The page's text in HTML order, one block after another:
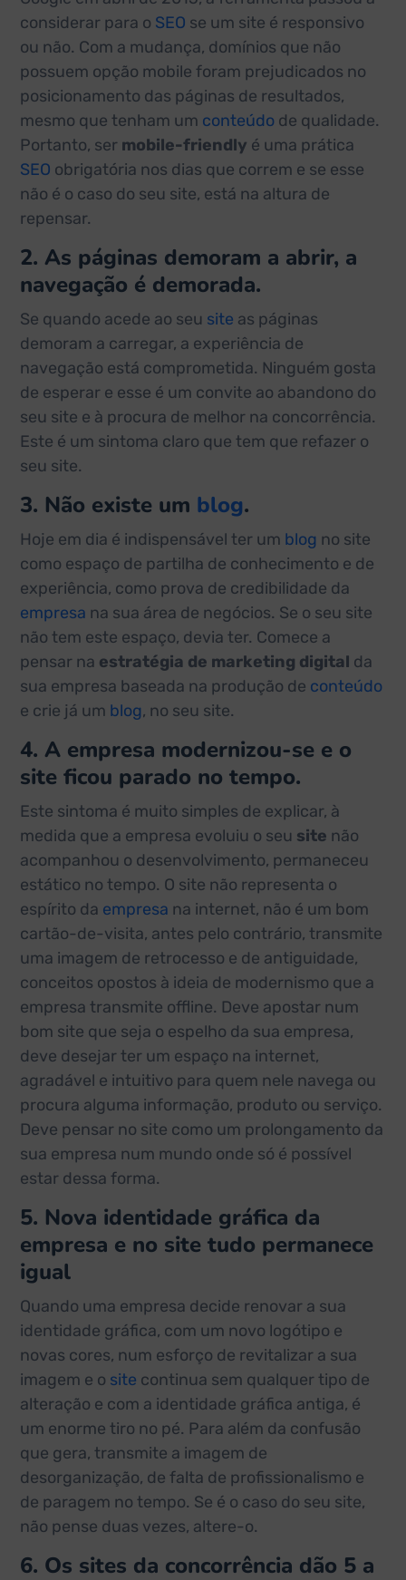
considerar para o SEO se um site é responsivo
ou não. Com a mudança, domínios que não
possuem opção mobile foram prejudicados no
posicionamento das páginas de resultados,
mesmo que tenham um conteúdo de qualidade.
Portanto, ser mobile-friendly é uma prática
SEO obrigatória nos dias que correm e se esse
não é o caso do seu site, está na altura de
repensar.
2. As páginas demoram a abrir, a
navegação é demorada.
Se quando acede ao seu site as páginas
demoram a carregar, a experiência de
navegação está comprometida. Ninguém gosta
de esperar e esse é um convite ao abandono do
seu site e à procura de melhor na concorrência.
Este é um sintoma claro que tem que refazer o
seu site.
3. Não existe um blog.
Hoje em dia é indispensável ter um blog no site
como espaço de partilha de conhecimento e de
experiência, como prova de credibilidade da
empresa na sua área de negócios. Se o seu site
não tem este espaço, devia ter. Comece a
pensar na estratégia de marketing digital da
sua empresa baseada na produção de conteúdo
e crie já um blog, no seu site.
4. A empresa modernizou-se e o
site ficou parado no tempo.
Este sintoma é muito simples de explicar, à
medida que a empresa evoluiu o seu site não
acompanhou o desenvolvimento, permaneceu
estático no tempo. O site não representa o
espírito da empresa na internet, não é um bom
cartão-de-visita, antes pelo contrário, transmite
uma imagem de retrocesso e de antiguidade,
conceitos opostos à ideia de modernismo que a
empresa transmite offline. Deve apostar num
bom site que seja o espelho da sua empresa,
deve desejar ter um espaço na internet,
agradável e intuitivo para quem nele navega ou
procura alguma informação, produto ou serviço.
Deve pensar no site como um prolongamento da
sua empresa num mundo onde só é possível
estar dessa forma.
5. Nova identidade gráfica da
empresa e no site tudo permanece
igual
Quando uma empresa decide renovar a sua
identidade gráfica, com um novo logótipo e
novas cores, num esforço de revitalizar a sua
imagem e o site continua sem qualquer tipo de
alteração e com a identidade gráfica antiga, é
um enorme tiro no pé. Para além da confusão
que gera, transmite a imagem de
desorganização, de falta de profissionalismo e
de paragem no tempo. Se é o caso do seu site,
não pense duas vezes, altere-o.
6. Os sites da concorrência dão 5 a